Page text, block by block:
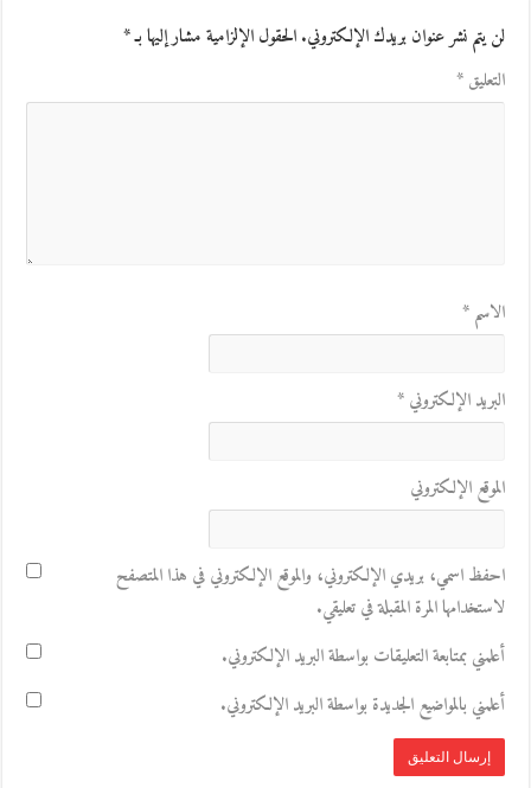
لن يتم نشر عنوان بريدك الإلكتروني.الحقول الإلزامية مشار إليها بـ*
التعليق*
الاسم*
البريد الإلكتروني*
الموقع الإلكتروني
احفظ اسمي، بريدي الإلكتروني، والموقع الإلكتروني في هذا المتصفح
لاستخدامها المرة المقبلة في تعليقي.
أعلمني بمتابعة التعليقات بواسطة البريد الإلكتروني.
أعلمني بالمواضيع الجديدة بواسطة البريد الإلكتروني.